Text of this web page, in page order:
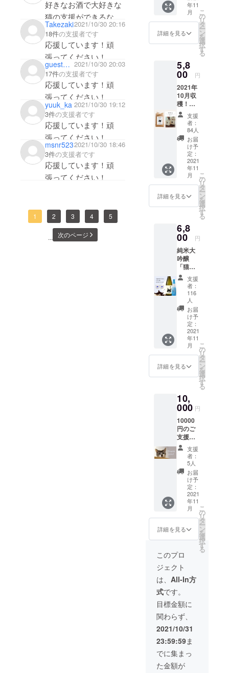
好きなお酒で大好きな
猫の支援ができるなん
て、嬉しくなってしま
います。
Takezaki2021/10/30 20:16
18件の支援者です
応援しています！頑
張ってください！
guestaef6024236d4 2021/10/30 20:03
17件の支援者です
応援しています！頑
張ってください！
yuuk_ka 2021/10/30 19:12
3件の支援者です
応援しています！頑
張ってください！
msnr5232021/10/30 18:46
3件の支援者です
応援しています！頑
張ってください！
1 2 3 4 5
... 次のページ
毎週校舎に
て「にちよ
う定期譲渡
会」を開催
す。ぜひ遊
びに来てく
ださい。
本CFに掲載
されている
すべての内
容の権利
ハイム小学
たは著作権
者より許諾
を得て使用
していま
す。本CFの
掲載内容の
一部および
すべてにつ
いて、無断
で複製、転
載、送信、
放送、配
布、貸与、
翻訳、変造
することは
醸「猫
の杜」
とは】
丸本酒
造さん
家製特
別栽培
米と、
稀有な
天然水
から作
られた
純米大
吟醸で
す。華
やかな
香りと
爽やか
でフ
ルー
ティー
な味わ
みてく
ださ
名称
（品
目）：
日本酒
・原材
料名：
米（国
産）、
米こう
じ（国
産米）
・原料
米：山
100％
（自社
歩合：
50％ ・
アル
コール
分：15
度 ・内
容量：
720ｍL
・保存
方法：
常温 ・
添加物
表示：
なし ・
本酒造
株式会
アリン
グ：バ
ナナや
メロン
のよう
な香り
と、
ジュー
シーな
甘みは
後半で
ドライ
に切り
替わる
ため、
年11
月
詳細を見る
こ
の
リ
タ
ー
ン
を
選
択
す
る
5,8
00 円
2021年
10月収
穫！酒
蔵の美
味しい
新米
「特別
栽培米
あさ
ひ」
5kg ＋
柄が選
べるエ
コバッ
グ付き
ルを現
在作成
中！写
真はサ
ンプル
イメー
ジで
す） ◎
農水省
のガイ
ドライ
ンに
則った
「特別
栽培
米」の
栽培方
式で収
【10月
収穫！
やの新
米をお
届けし
ます】
丸本酒
造さん
は、中
国四国
農政局
により
穀物検
査場に
れてい
るの
穫→検
査→精
米→発
送まで
で行い
ます。
本年収
穫した
ばかり
の新米
を、風
味が損
なわれ
ないう
支援
者：
84人
お届
け予
定：
2021
年11
月
詳細を見る
こ
の
リ
タ
ー
ン
を
選
択
す
る
6,8
00 円
純米大
吟醸
「猫の
杜」
720mL
、泡々
酒 ＋オ
リジナ
ルお
ちょこ
×2 、
の4点
セット
【純米
大吟醸
本酒造
さんに
自家製
特別栽
培米
と、稀
有な天
然水か
ら作ら
れた純
米大吟
醸で
す。華
やかな
香りと
爽やか
ティー
い。 ・
名称
目）：
日本酒
・原材
料名：
米（国
米こう
じ（国
・原料
支援
者：
116
人
お届
け予
定：
2021
年11
月
詳細を見る
こ
の
リ
タ
ー
ン
を
選
択
す
る
10,
000 円
10000
円のご
支援メ
ニュー
。 リ
ターン
にはお
礼のお
葉書を
お送り
させて
いただ
きま
す。
支援
者：
5人
お届
け予
定：
2021
年11
月
詳細を見る
こ
の
リ
タ
ー
ン
を
選
択
す
る
このプロ
ジェクト
は、 All-In方
式です。
目標金額に
関わらず、
2021/10/31
23:59:59ま
でに集まっ
た金額が